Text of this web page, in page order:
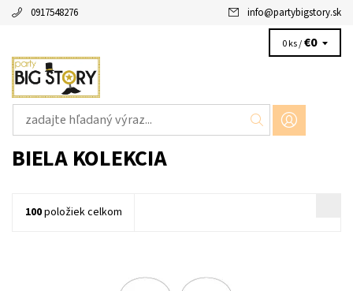
0917548276 info@partybigstory.sk
0 ks /€0
BIELA KOLEKCIA
100položiek celkom
papierove menovky-stitky nalepky na oznacenie 10ks v balení